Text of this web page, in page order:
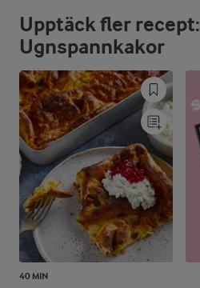
Fett:
28,7 %
10,4 g
Kolhydrater:
51,8 %
40,8 g
Upptäck fler recept:
Ugnspannkakor
40 MIN